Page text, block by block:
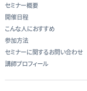
セミナー概要
開催日程
こんな人におすすめ
参加方法
セミナーに関するお問い合わせ
講師プロフィール